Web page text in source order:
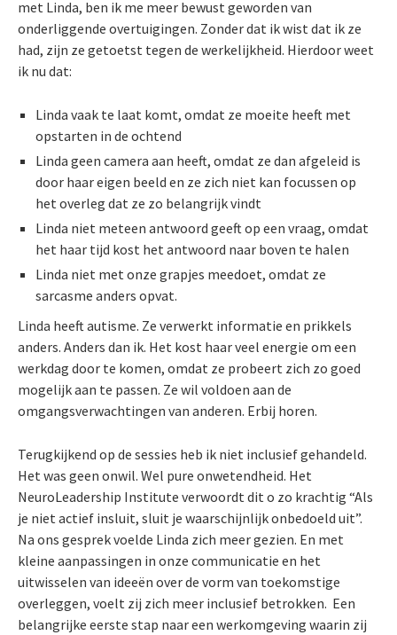
met Linda, ben ik me meer bewust geworden van
onderliggende overtuigingen. Zonder dat ik wist dat ik ze
had, zijn ze getoetst tegen de werkelijkheid. Hierdoor weet
ik nu dat:
Linda vaak te laat komt, omdat ze moeite heeft met
opstarten in de ochtend
Linda geen camera aan heeft, omdat ze dan afgeleid is
door haar eigen beeld en ze zich niet kan focussen op
het overleg dat ze zo belangrijk vindt
Linda niet meteen antwoord geeft op een vraag, omdat
het haar tijd kost het antwoord naar boven te halen
Linda niet met onze grapjes meedoet, omdat ze
sarcasme anders opvat.
Linda heeft autisme. Ze verwerkt informatie en prikkels
anders. Anders dan ik. Het kost haar veel energie om een
werkdag door te komen, omdat ze probeert zich zo goed
mogelijk aan te passen. Ze wil voldoen aan de
omgangsverwachtingen van anderen. Erbij horen.
Terugkijkend op de sessies heb ik niet inclusief gehandeld.
Het was geen onwil. Wel pure onwetendheid. Het
NeuroLeadership Institute verwoordt dit o zo krachtig “Als
je niet actief insluit, sluit je waarschijnlijk onbedoeld uit”.
Na ons gesprek voelde Linda zich meer gezien. En met
kleine aanpassingen in onze communicatie en het
uitwisselen van ideeën over de vorm van toekomstige
overleggen, voelt zij zich meer inclusief betrokken. Een
belangrijke eerste stap naar een werkomgeving waarin zij